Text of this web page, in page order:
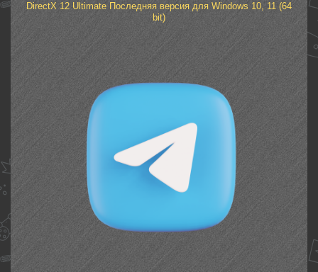
DirectX 12 Ultimate Последняя версия для Windows 10, 11 (64
bit)